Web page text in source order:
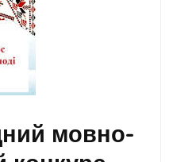
мовно-